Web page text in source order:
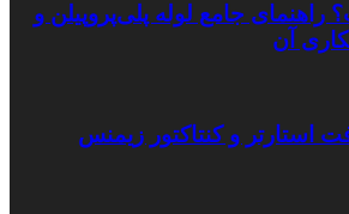
راهنمای جامع لوله پلی‌پروپیلن و
آن
استارتر و کنتاکتور زیمنس